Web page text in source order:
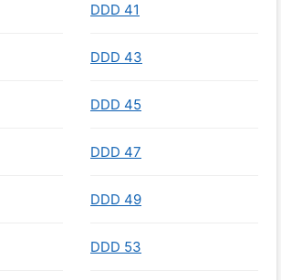
DDD 41
DDD 43
DDD 45
DDD 47
DDD 49
DDD 53